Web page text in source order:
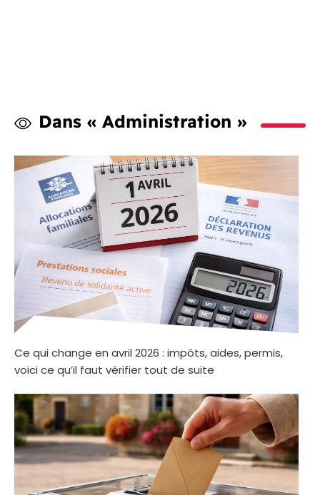
Dans « Administration »
Ce qui change en avril 2026 : impôts, aides, permis,
voici ce qu’il faut vérifier tout de suite